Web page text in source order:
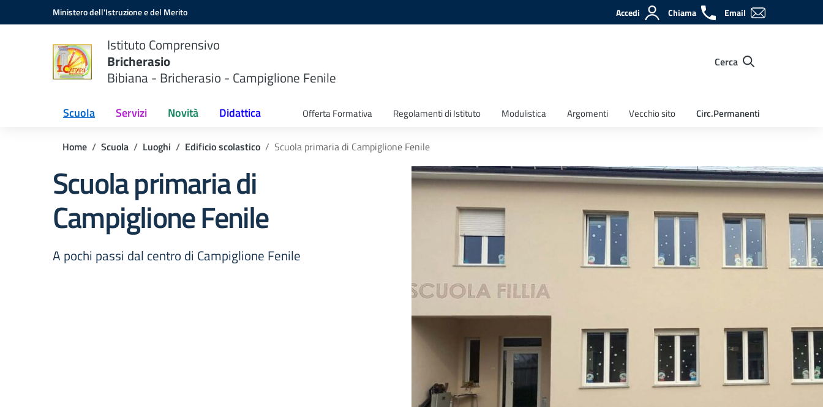
Vai ai contenuti
Vai al menu di navigazioneMinistero dell'Istruzione e del Merito Accedi Chiama Email
Istituto Comprensivo
Bricherasio
Bibiana - Bricherasio - Campiglione Fenile
Cerca
Scuola Servizi Novità Didattica Offerta Formativa Regolamenti di Istituto Modulistica Argomenti Vecchio sito Circ.Permanenti
Home Scuola Luoghi Edificio scolastico Scuola primaria di Campiglione Fenile
Scuola primaria di
Campiglione Fenile
A pochi passi dal centro di Campiglione Fenile